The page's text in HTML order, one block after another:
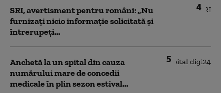
4
SRI, avertisment pentru români: „Nu
furnizați nicio informație solicitată și
întrerupeți...
5
Anchetă la un spital din cauza
numărului mare de concedii
medicale în plin sezon estival...